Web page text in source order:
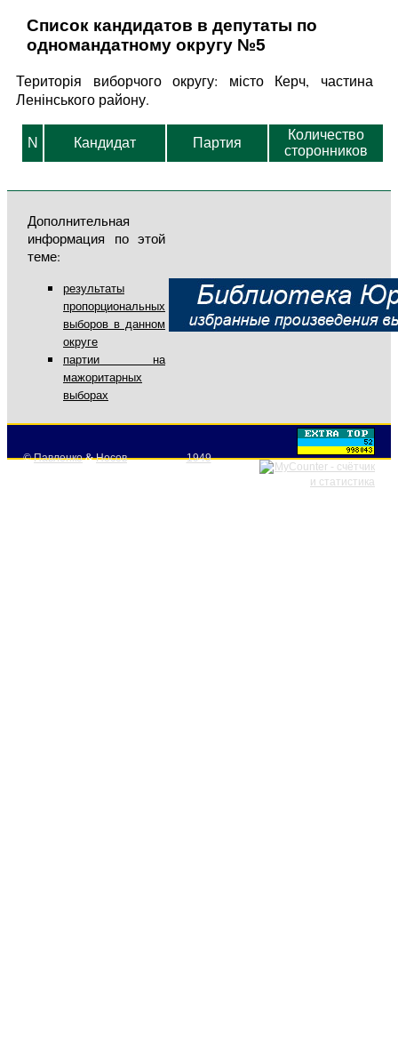
Список кандидатов в депутаты по
одномандатному округу №5
Територія виборчого округу: місто Керч, частина
Ленінського району.
N Кандидат Партия
Количество
сторонников
Дополнительная
информация по этой
теме:
результаты
пропорциональных
выборов в данном
округе
партии на
мажоритарных
выборах
©Павленко&Носов 1949